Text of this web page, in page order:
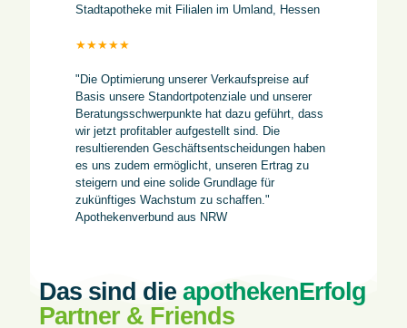
Stadtapotheke mit Filialen im Umland, Hessen
★★★★★
"Die Optimierung unserer Verkaufspreise auf
Basis unsere Standortpotenziale und unserer
Beratungsschwerpunkte hat dazu geführt, dass
wir jetzt profitabler aufgestellt sind. Die
resultierenden Geschäftsentscheidungen haben
es uns zudem ermöglicht, unseren Ertrag zu
steigern und eine solide Grundlage für
zukünftiges Wachstum zu schaffen."
Apothekenverbund aus NRW
Das sind die apothekenErfolg
Partner & Friends